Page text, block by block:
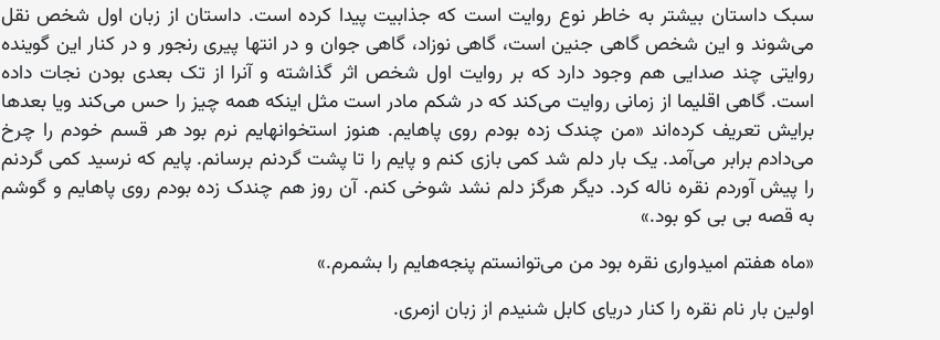
سبک داستان بیشتر به خاطر نوع روایت است که جذابیت پیدا کرده است. داستان از زبان اول شخص نقل
می‌شوند و این شخص گاهی جنین است، گاهی نوزاد، گاهی جوان و در انتها پیری رنجور و در کنار این گوینده
روایتی چند صدایی هم وجود دارد که بر روایت اول شخص اثر گذاشته و آنرا از تک بعدی بودن نجات داده
است. گاهی اقلیما از زمانی روایت می‌کند که در شکم مادر است مثل اینکه همه چیز را حس می‌کند ویا بعدها
برایش تعریف کرده‌اند «من چندک زده بودم روی پاهایم. هنوز استخوانهایم نرم بود هر قسم خودم را چرخ
می‌دادم برابر می‌آمد. یک بار دلم شد کمی بازی کنم و پایم را تا پشت گردنم برسانم. پایم که نرسید کمی گردنم
را پیش آوردم نقره ناله کرد. دیگر هرگز دلم نشد شوخی کنم. آن روز هم چندک زده بودم روی پاهایم و گوشم
به قصه بی بی کو بود.»
«ماه هفتم امیدواری نقره بود من می‌توانستم پنجه‌هایم را بشمرم.»
اولین بار نام نقره را کنار دریای کابل شنیدم از زبان ازمری.